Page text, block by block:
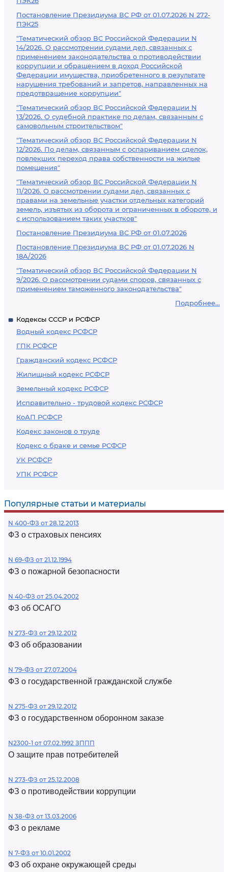
Постановление Президиума ВС РФ от 01.07.2026 N 272-
ПЭК25
"Тематический обзор ВС Российской Федерации N
14/2026. О рассмотрении судами дел, связанных с
применением законодательства о противодействии
коррупции и обращением в доход Российской
Федерации имущества, приобретенного в результате
нарушения требований и запретов, направленных на
предотвращение коррупции"
"Тематический обзор ВС Российской Федерации N
13/2026. О судебной практике по делам, связанным с
самовольным строительством"
"Тематический обзор ВС Российской Федерации N
12/2026. По делам, связанным с оспариванием сделок,
повлекших переход права собственности на жилые
помещения"
"Тематический обзор ВС Российской Федерации N
11/2026. О рассмотрении судами дел, связанных с
правами на земельные участки отдельных категорий
земель, изъятых из оборота и ограниченных в обороте, и
с использованием таких участков"
Постановление Президиума ВС РФ от 01.07.2026
Постановление Президиума ВС РФ от 01.07.2026 N
18А/2026
"Тематический обзор ВС Российской Федерации N
9/2026. О рассмотрении судами споров, связанных с
применением таможенного законодательства"
Подробнее...
Кодексы СССР и РСФСР
Водный кодекс РСФСР
ГПК РСФСР
Гражданский кодекс РСФСР
Жилищный кодекс РСФСР
Земельный кодекс РСФСР
Исправительно - трудовой кодекс РСФСР
КоАП РСФСР
Кодекс законов о труде
Кодекс о браке и семье РСФСР
УК РСФСР
УПК РСФСР
Популярные статьи и материалы
N 400-ФЗ от 28.12.2013
ФЗ о страховых пенсиях
N 69-ФЗ от 21.12.1994
ФЗ о пожарной безопасности
N 40-ФЗ от 25.04.2002
ФЗ об ОСАГО
N 273-ФЗ от 29.12.2012
ФЗ об образовании
N 79-ФЗ от 27.07.2004
ФЗ о государственной гражданской службе
N 275-ФЗ от 29.12.2012
ФЗ о государственном оборонном заказе
N2300-1 от 07.02.1992 ЗППП
О защите прав потребителей
N 273-ФЗ от 25.12.2008
ФЗ о противодействии коррупции
N 38-ФЗ от 13.03.2006
ФЗ о рекламе
N 7-ФЗ от 10.01.2002
ФЗ об охране окружающей среды